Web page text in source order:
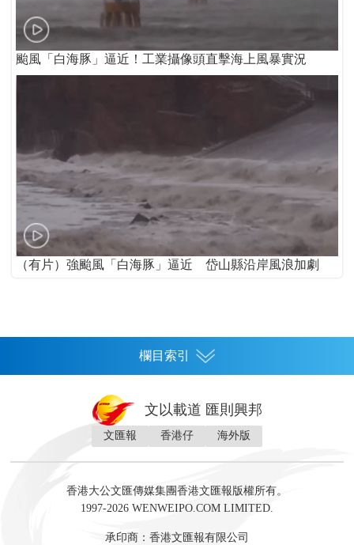
颱風「白海豚」逼近！工業攝像頭直擊海上風暴實況
（有片）強颱風「白海豚」逼近 岱山縣沿岸風浪加劇
欄目索引
灣區人
財經 地產 投資 財評 數字經濟
訪談 直播 經湋論
文以載道 匯則興邦
文匯報 香港仔 海外版
香港大公文匯傳媒集團香港文匯報版權所有。
1997-2026 WENWEIPO.COM LIMITED.
承印商：香港文匯報有限公司